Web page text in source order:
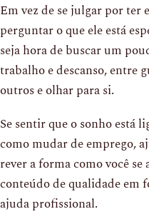
Em vez de se julgar por ter
perguntar o que ele está
seja hora de buscar um
trabalho e descanso, entre
outros e olhar para si.
Se sentir que o sonho está
como mudar de emprego,
rever a forma como você
conteúdo de qualidade em
ajuda profissional.